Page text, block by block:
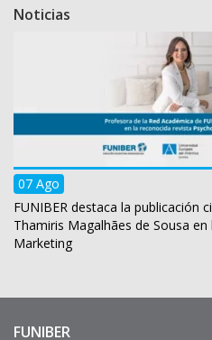
Noticias
07 Ago
FUNIBER destaca la publicación
Thamiris Magalhães de Sousa
Marketing
Enlaces
FUNIBER